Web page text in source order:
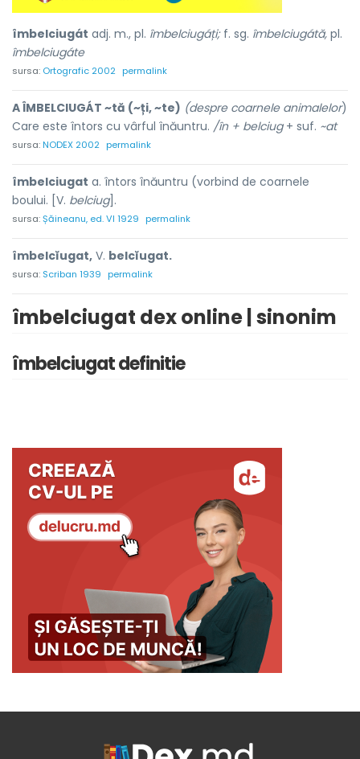
îmbelciugát adj. m., pl. îmbelciugáți;f. sg. îmbelciugátă, pl.
îmbelciugáte
sursa: Ortografic 2002 permalink
A ÎMBELCIUGÁT ~tă (~ți, ~te) (despre coarnele animalelor)
Care este întors cu vârful înăuntru. /în + belciug+ suf. ~at
sursa:NODEX 2002 permalink
îmbelciugat a. întors înăuntru (vorbind de coarnele
boului. [V. belciug].
sursa:Șăineanu, ed. VI 1929 permalink
îmbelcĭugat, V. belcĭugat.
sursa: Scriban 1939 permalink
îmbelciugat dex online | sinonim
îmbelciugat definitie